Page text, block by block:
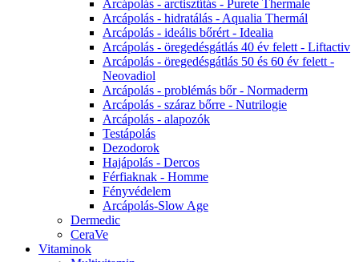
Arcápolás - arctisztítás - Purete Thermale
Arcápolás - hidratálás - Aqualia Thermál
Arcápolás - ideális bőrért - Idealia
Arcápolás - öregedésgátlás 40 év felett - Liftactiv
Arcápolás - öregedésgátlás 50 és 60 év felett -
Neovadiol
Arcápolás - problémás bőr - Normaderm
Arcápolás - száraz bőrre - Nutrilogie
Arcápolás - alapozók
Testápolás
Dezodorok
Hajápolás - Dercos
Férfiaknak - Homme
Fényvédelem
Arcápolás-Slow Age
Dermedic
CeraVe
Vitaminok